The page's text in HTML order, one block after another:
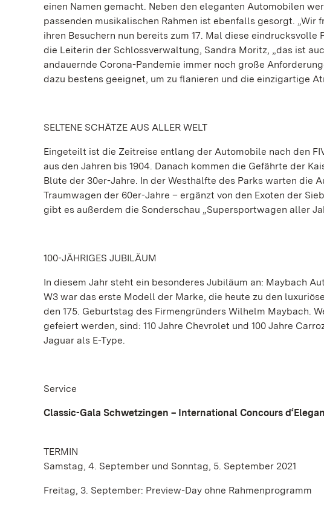
einen Namen gemacht. Neben den eleganten Automobilen
passenden musikalischen Rahmen ist ebenfalls gesorgt. „Wir
ihren Besuchern nun bereits zum 17. Mal diese
die Leiterin der Schlossverwaltung, Sandra Moritz, „das ist
andauernde Corona-Pandemie immer noch große
dazu bestens geeignet, um zu flanieren und die einzigartige
SELTENE SCHÄTZE AUS ALLER WELT
Eingeteilt ist die Zeitreise entlang der Automobile nach den
aus den Jahren bis 1904. Danach kommen die Gefährte der
Blüte der 30er-Jahre. In der Westhälfte des Parks warten die
Traumwagen der 60er-Jahre – ergänzt von den Exoten der
gibt es außerdem die Sonderschau „Supersportwagen aller
100-JÄHRIGES JUBILÄUM
In diesem Jahr steht ein besonderes Jubiläum an: Maybach
W3 war das erste Modell der Marke, die heute zu den
den 175. Geburtstag des Firmengründers Wilhelm Maybach.
gefeiert werden, sind: 110 Jahre Chevrolet und 100 Jahre
Jaguar als E-Type.
Service
Classic-Gala Schwetzingen – International Concours
TERMIN
Samstag, 4. September und Sonntag, 5. September 2021
Freitag, 3. September: Preview-Day ohne Rahmenprogramm